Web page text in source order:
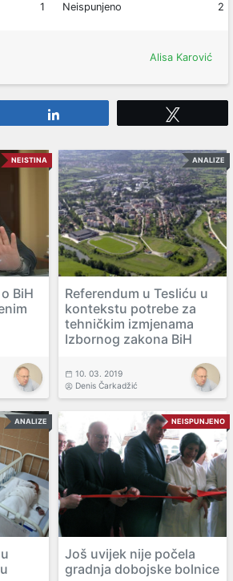
1
Neispunjeno
2
Alisa Karović
NEISTINA
BiH
ANALIZE
Referendum u Tesliću u
kontekstu potrebe za
tehničkim izmjenama
Izbornog zakona BiH
10. 03. 2019
Denis Čarkadžić
ANALIZE NEISPUNJENO
Još uvijek nije počela
gradnja dobojske bolnice